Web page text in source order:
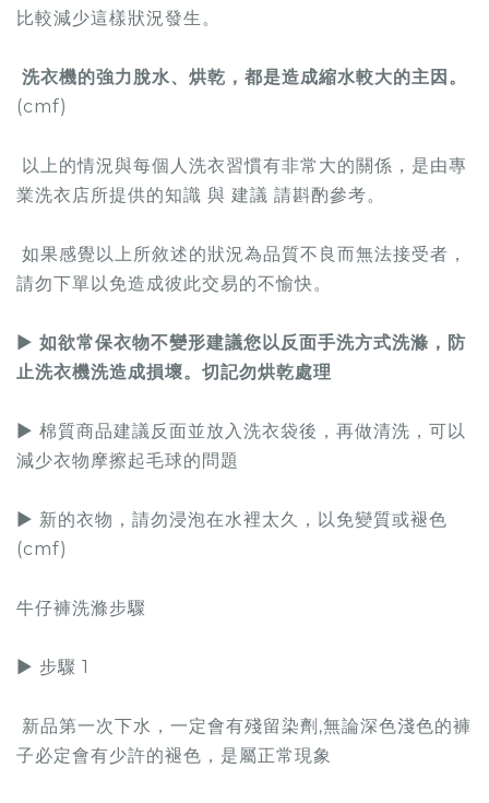
比較減少這樣狀況發生。
洗衣機的強力脫水、烘乾，都是造成縮水較大的主因。
(cmf)
以上的情況與每個人洗衣習慣有非常大的關係，是由專
業洗衣店所提供的知識 與 建議 請斟酌參考。
如果感覺以上所敘述的狀況為品質不良而無法接受者，
請勿下單以免造成彼此交易的不愉快。
▶ 如欲常保衣物不變形建議您以反面手洗方式洗滌，防
止洗衣機洗造成損壞。切記勿烘乾處理
▶ 棉質商品建議反面並放入洗衣袋後，再做清洗，可以
減少衣物摩擦起毛球的問題
▶ 新的衣物，請勿浸泡在水裡太久，以免變質或褪色
(cmf)
牛仔褲洗滌步驟
▶ 步驟 1
新品第一次下水，一定會有殘留染劑,無論深色淺色的褲
子必定會有少許的褪色，是屬正常現象